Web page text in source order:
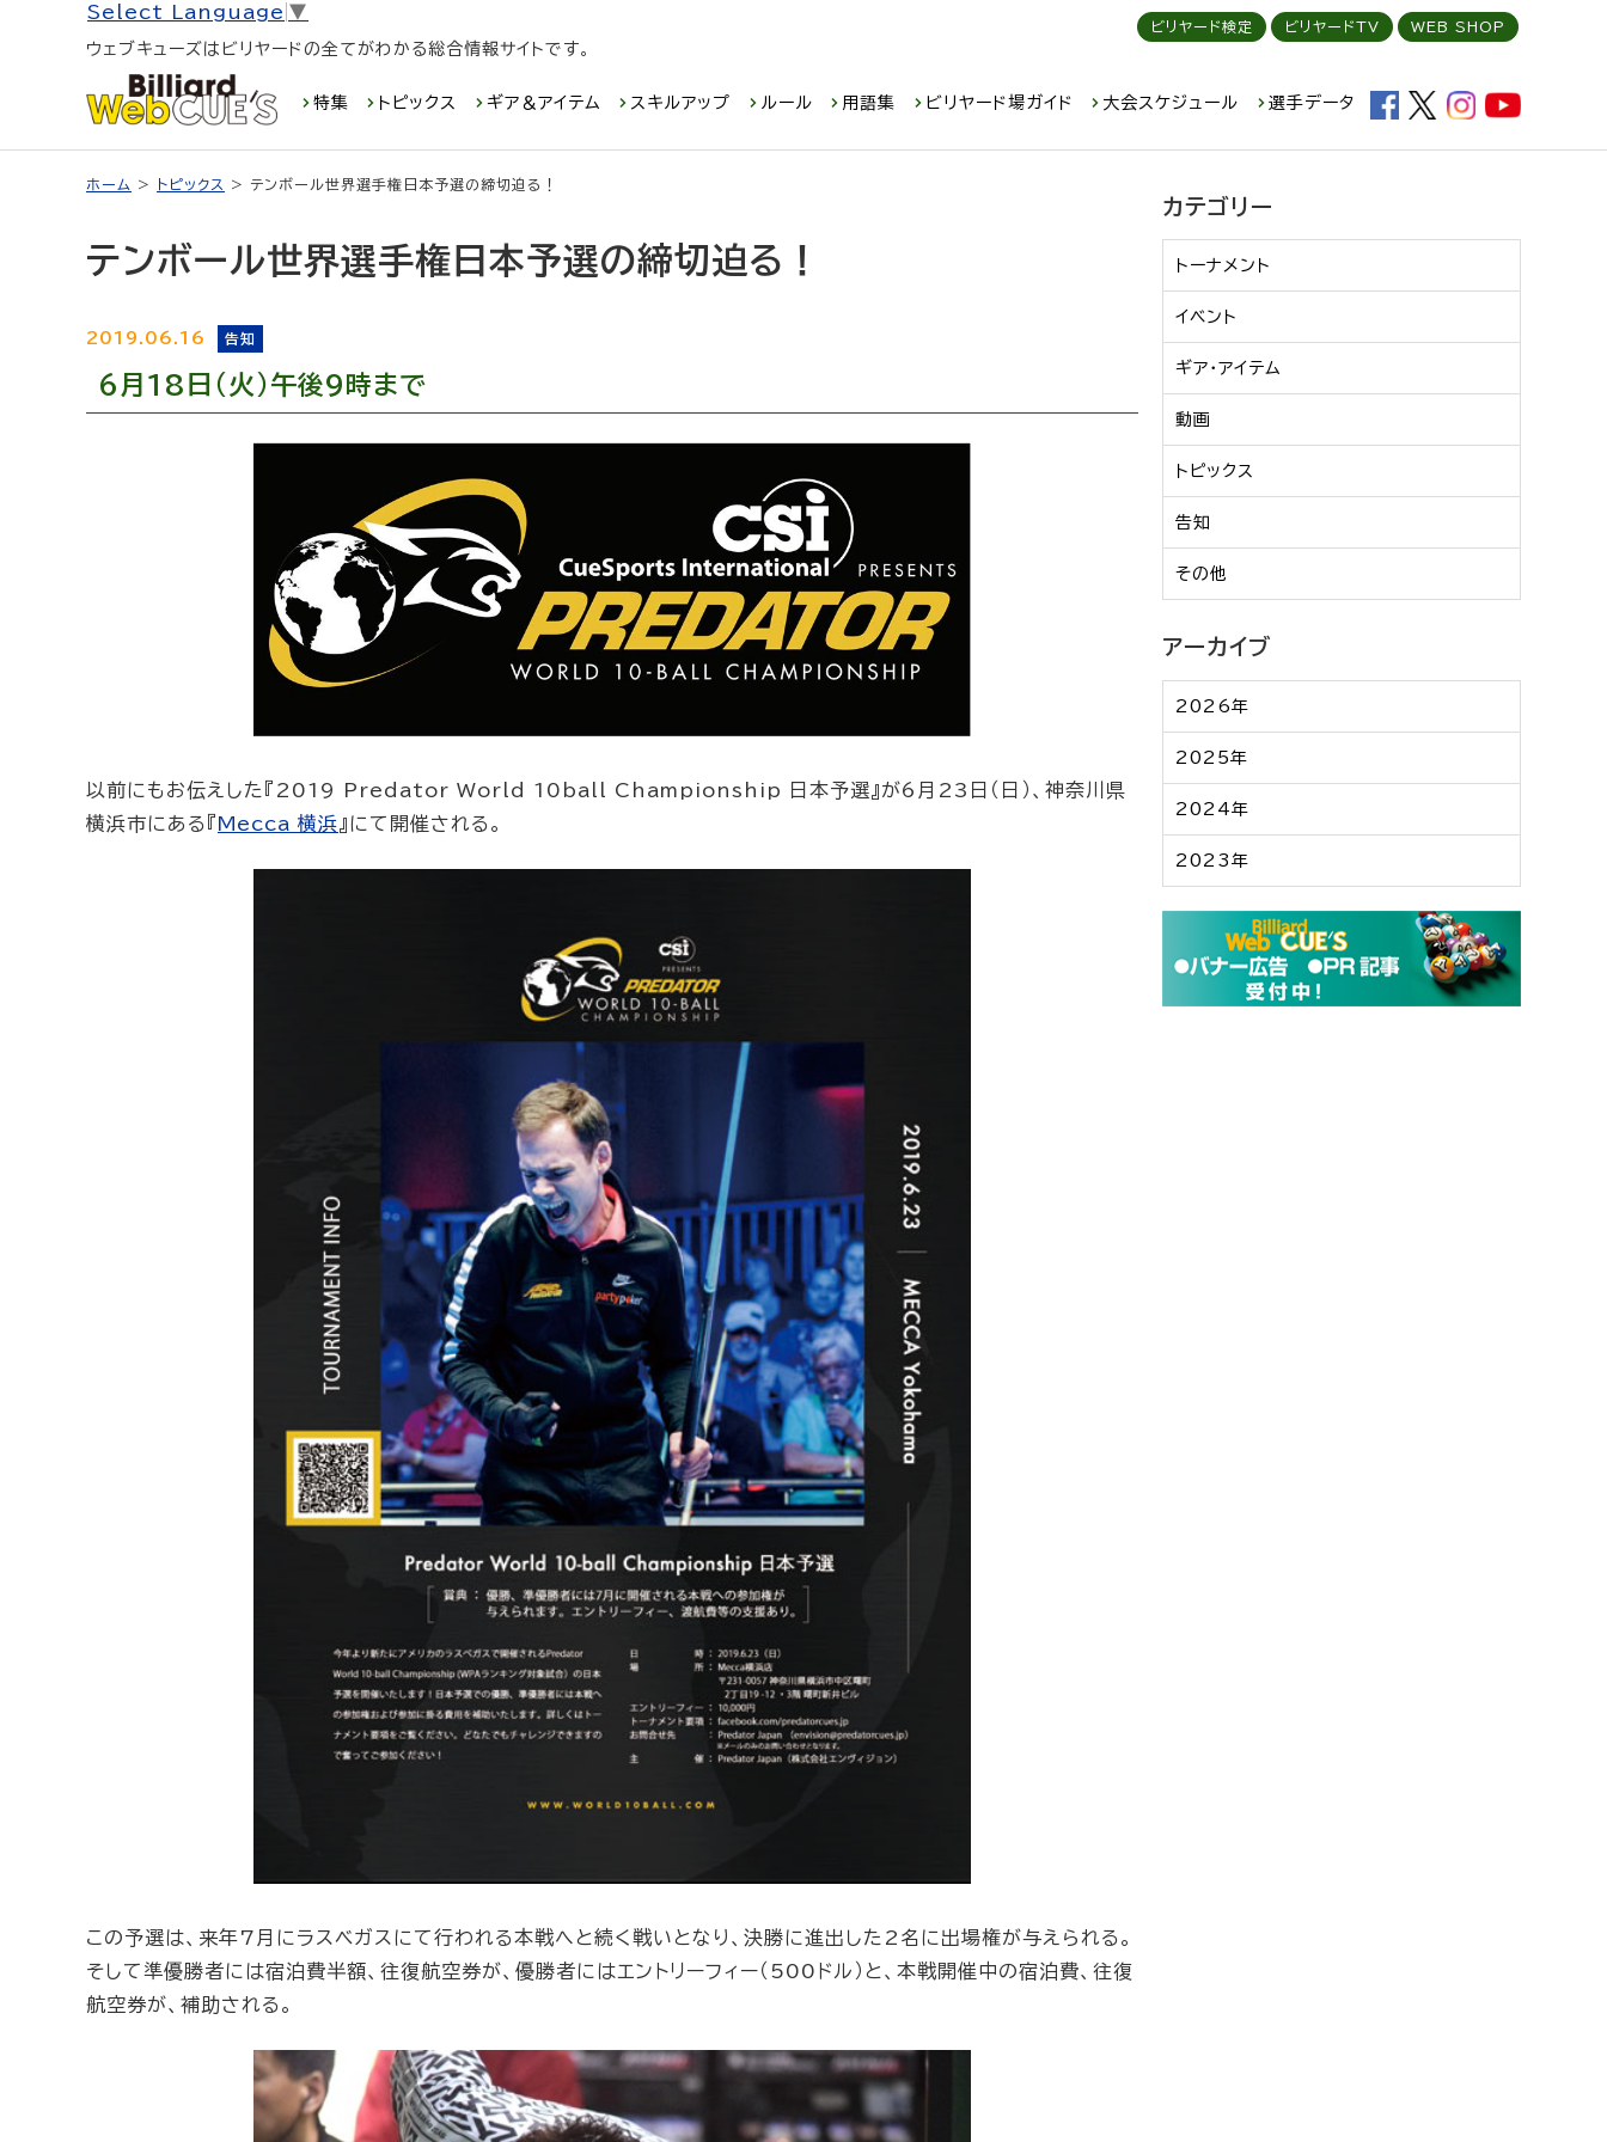
Select Language ▼
ウェブキューズはビリヤードの全てがわかる総合情報サイトです。
特集 トピックス ギア＆アイテム スキルアップ ルール 用語集 ビリヤード場ガイド 大会スケジュール 選手データ
ビリヤード検定 ビリヤードTV WEB SHOP
ホーム > トピックス > テンボール世界選手権日本予選の締切迫る！
テンボール世界選手権日本予選の締切迫る！
2019.06.16 告知
6月18日（火）午後9時まで
以前にもお伝えした『2019 Predator World 10ball Championship 日本予選』が6月23日（日）、神奈川県
横浜市にある『 Mecca 横浜』にて開催される。
この予選は、来年7月にラスベガスにて行われる本戦へと続く戦いとなり、決勝に進出した2名に出場権が与えられる。
そして準優勝者には宿泊費半額、往復航空券が、優勝者にはエントリーフィー（500ドル）と、本戦開催中の宿泊費、往復
航空券が、補助される。
カテゴリー
トーナメント
イベント
ギア・アイテム
動画
トピックス
告知
その他
アーカイブ
2026年
2025年
2024年
2023年